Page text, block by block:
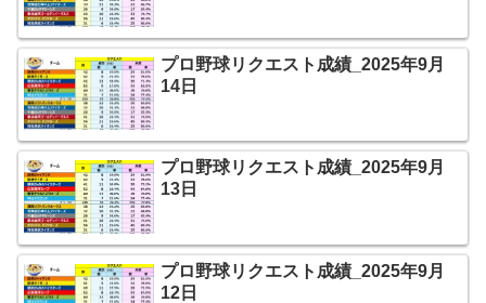
プロ野球リクエスト成績_2025年9月
14日
プロ野球リクエスト成績_2025年9月
13日
プロ野球リクエスト成績_2025年9月
12日